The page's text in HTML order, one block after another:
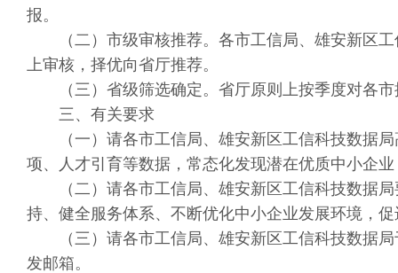
报。
（二）市级审核推荐。各市工信局、雄安新区工
上审核，择优向省厅推荐。
（三）省级筛选确定。省厅原则上按季度对各市
三、有关要求
（一）请各市工信局、雄安新区工信科技数据局
项、人才引育等数据，常态化发现潜在优质中小企
（二）请各市工信局、雄安新区工信科技数据局
持、健全服务体系、不断优化中小企业发展环境，
（三）请各市工信局、雄安新区工信科技数据局
发邮箱。